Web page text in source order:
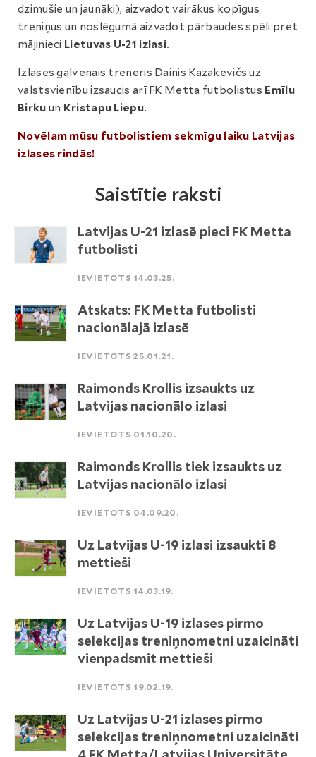
dzimušie un jaunāki), aizvadot vairākus kopīgus
treniņus un noslēgumā aizvadot pārbaudes spēli pret
mājinieci Lietuvas U-21 izlasi.
Izlases galvenais treneris Dainis Kazakevičs uz
valstsvienību izsaucis arī FK Metta futbolistus Emīlu
Birku un Kristapu Liepu.
Novēlam mūsu futbolistiem sekmīgu laiku Latvijas
izlases rindās!
Saistītie raksti
Latvijas U-21 izlasē pieci FK Metta
futbolisti
IEVIETOTS 14.03.25.
Atskats: FK Metta futbolisti
nacionālajā izlasē
IEVIETOTS 25.01.21.
Raimonds Krollis izsaukts uz
Latvijas nacionālo izlasi
IEVIETOTS 01.10.20.
Raimonds Krollis tiek izsaukts uz
Latvijas nacionālo izlasi
IEVIETOTS 04.09.20.
Uz Latvijas U-19 izlasi izsaukti 8
mettieši
IEVIETOTS 14.03.19.
Uz Latvijas U-19 izlases pirmo
selekcijas treniņnometni uzaicināti
vienpadsmit mettieši
IEVIETOTS 19.02.19.
Uz Latvijas U-21 izlases pirmo
selekcijas treniņnometni uzaicināti